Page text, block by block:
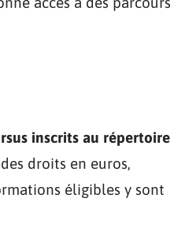
inscrits au répertoire
droits en euros,
éligibles y sont